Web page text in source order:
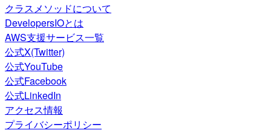
クラスメソッドについて
DevelopersIOとは
AWS支援サービス一覧
公式X(Twitter)
公式YouTube
公式Facebook
公式LinkedIn
アクセス情報
プライバシーポリシー